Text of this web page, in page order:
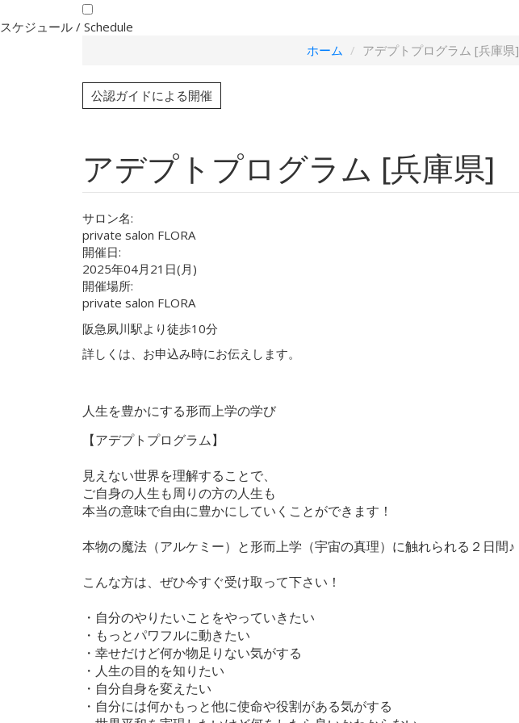
スケジュール / Schedule
ホーム
アデプトプログラム [兵庫県]
公認ガイドによる開催
アデプトプログラム [兵庫県]
サロン名:
private salon FLORA
開催日:
2025年04月21日(月)
開催場所:
private salon FLORA
阪急夙川駅より徒歩10分
詳しくは、お申込み時にお伝えします。
人生を豊かにする形而上学の学び
【アデプトプログラム】
見えない世界を理解することで、
ご自身の人生も周りの方の人生も
本当の意味で自由に豊かにしていくことができます！
本物の魔法（アルケミー）と形而上学（宇宙の真理）に触れられる２日間♪
こんな方は、ぜひ今すぐ受け取って下さい！
・自分のやりたいことをやっていきたい
・もっとパワフルに動きたい
・幸せだけど何か物足りない気がする
・人生の目的を知りたい
・自分自身を変えたい
・自分には何かもっと他に使命や役割がある気がする